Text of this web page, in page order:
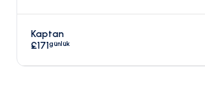
Kaptan
£171günlük